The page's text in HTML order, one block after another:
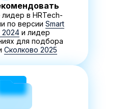
в HRTech-
по версии Smart
2024 и лидер
для подбора
Сколково 2025